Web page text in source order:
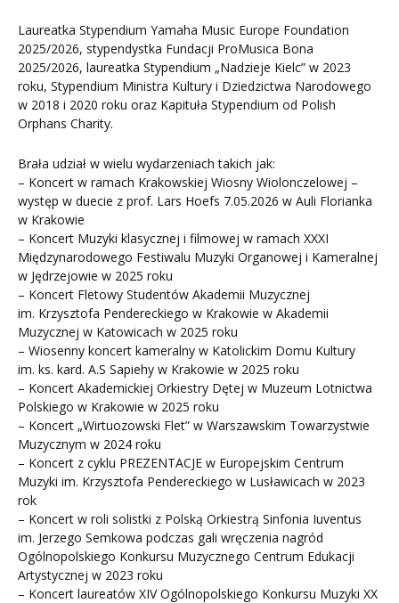
Laureatka Stypendium Yamaha Music Europe Foundation
2025/2026, stypendystka Fundacji ProMusica Bona
2025/2026, laureatka Stypendium „Nadzieje Kielc” w 2023
roku, Stypendium Ministra Kultury i Dziedzictwa Narodowego
w 2018 i 2020 roku oraz Kapituła Stypendium od Polish
Orphans Charity.
Brała udział w wielu wydarzeniach takich jak:
– Koncert w ramach Krakowskiej Wiosny Wiolonczelowej –
występ w duecie z prof. Lars Hoefs 7.05.2026 w Auli Florianka
w Krakowie
– Koncert Muzyki klasycznej i filmowej w ramach XXXI
Międzynarodowego Festiwalu Muzyki Organowej i Kameralnej
w Jędrzejowie w 2025 roku
– Koncert Fletowy Studentów Akademii Muzycznej
im. Krzysztofa Pendereckiego w Krakowie w Akademii
Muzycznej w Katowicach w 2025 roku
– Wiosenny koncert kameralny w Katolickim Domu Kultury
im. ks. kard. A.S Sapiehy w Krakowie w 2025 roku
– Koncert Akademickiej Orkiestry Dętej w Muzeum Lotnictwa
Polskiego w Krakowie w 2025 roku
– Koncert „Wirtuozowski Flet” w Warszawskim Towarzystwie
Muzycznym w 2024 roku
– Koncert z cyklu PREZENTACJE w Europejskim Centrum
Muzyki im. Krzysztofa Pendereckiego w Lusławicach w 2023
rok
– Koncert w roli solistki z Polską Orkiestrą Sinfonia Iuventus
im. Jerzego Semkowa podczas gali wręczenia nagród
Ogólnopolskiego Konkursu Muzycznego Centrum Edukacji
Artystycznej w 2023 roku
– Koncert laureatów XIV Ogólnopolskiego Konkursu Muzyki XX